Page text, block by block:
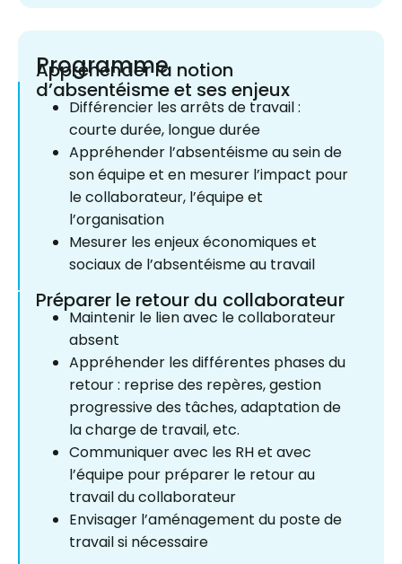
Programme
Appréhender la notion
d’absentéisme et ses enjeux
Différencier les arrêts de travail :
courte durée, longue durée
Appréhender l’absentéisme au sein de
son équipe et en mesurer l’impact pour
le collaborateur, l’équipe et
l’organisation
Mesurer les enjeux économiques et
sociaux de l’absentéisme au travail
Préparer le retour du collaborateur
Maintenir le lien avec le collaborateur
absent
Appréhender les différentes phases du
retour : reprise des repères, gestion
progressive des tâches, adaptation de
la charge de travail, etc.
Communiquer avec les RH et avec
l’équipe pour préparer le retour au
travail du collaborateur
Envisager l’aménagement du poste de
travail si nécessaire